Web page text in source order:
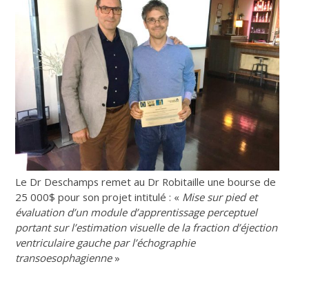
Le Dr Deschamps remet au Dr Robitaille une bourse de
25 000$ pour son projet intitulé : « Mise sur pied et
évaluation d’un module d’apprentissage perceptuel
portant sur l’estimation visuelle de la fraction d’éjection
ventriculaire gauche par l’échographie
transoesophagienne»